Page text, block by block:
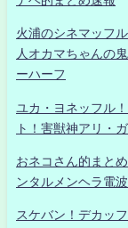
火浦のシネマッフ
人オカマちゃんの
ーハーフ
ユカ・ヨネッフル
ト！害獣神アリ・
おネコさん的まと
ンタルメンヘラ電
スケバン！デカッ